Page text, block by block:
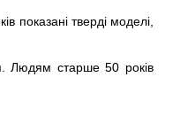
показані тверді моделі,
Людям старше 50 років